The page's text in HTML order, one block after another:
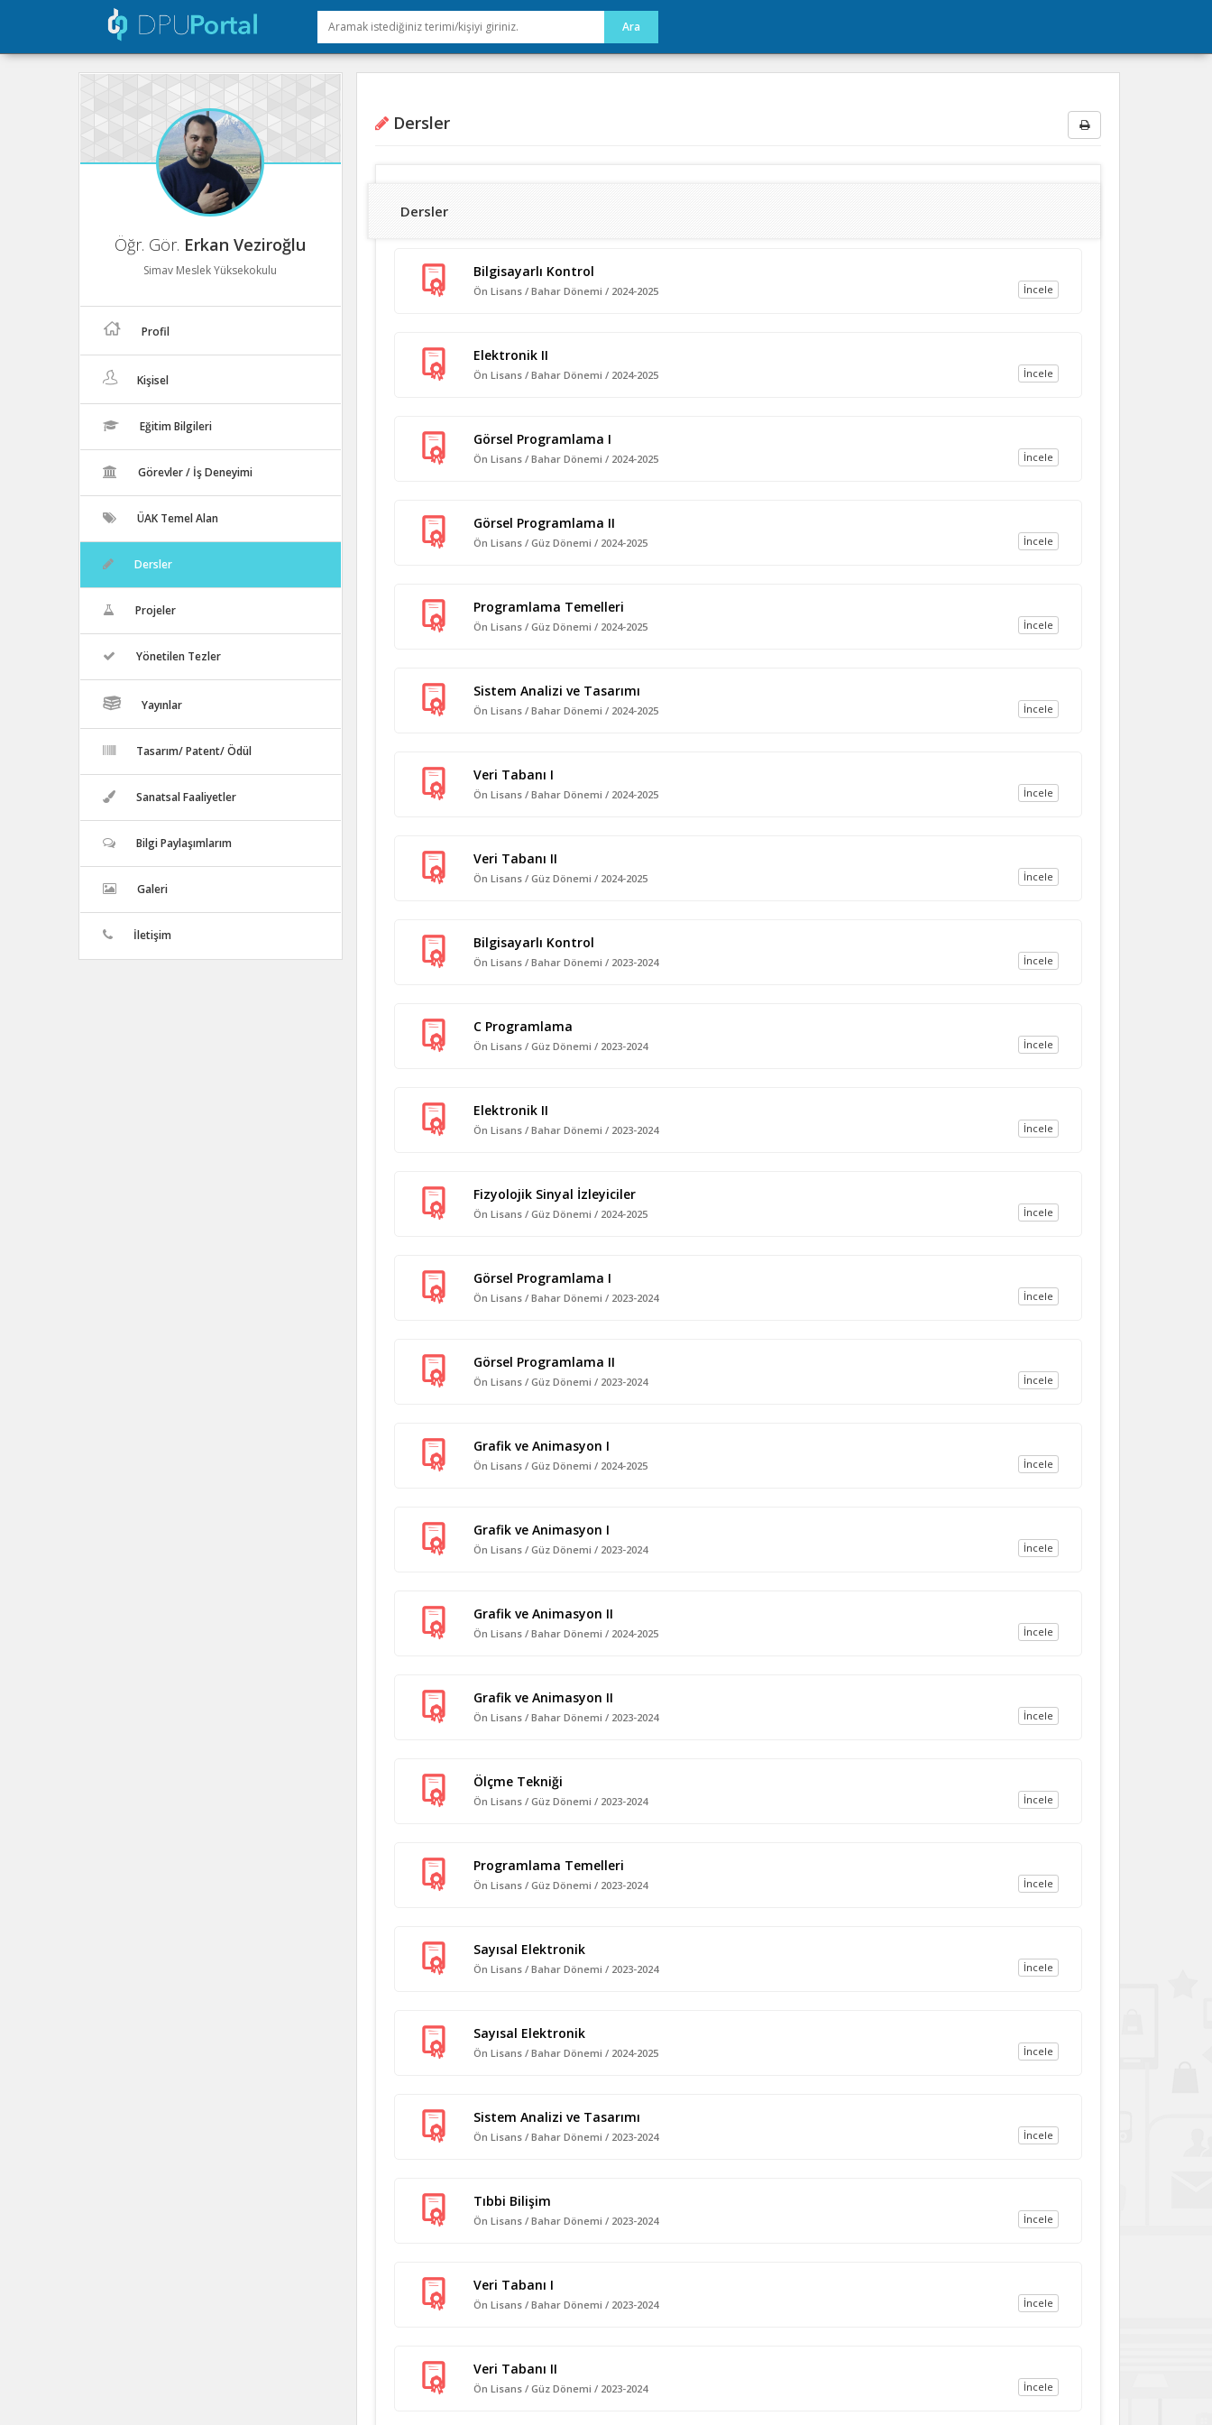
Öğr. Gör. Erkan Veziroğlu
Simav Meslek Yüksekokulu
Profil
Kişisel
Eğitim Bilgileri
Görevler / İş Deneyimi
ÜAK Temel Alan
Dersler
Projeler
Yönetilen Tezler
Yayınlar
Tasarım/ Patent/ Ödül
Sanatsal Faaliyetler
Bilgi Paylaşımlarım
Galeri
İletişim
Dersler
Dersler
Bilgisayarlı Kontrol
İncele
Ön Lisans / Bahar Dönemi / 2024-2025
Elektronik II
İncele
Ön Lisans / Bahar Dönemi / 2024-2025
Görsel Programlama I
İncele
Ön Lisans / Bahar Dönemi / 2024-2025
Görsel Programlama II
İncele
Ön Lisans / Güz Dönemi / 2024-2025
Programlama Temelleri
İncele
Ön Lisans / Güz Dönemi / 2024-2025
Sistem Analizi ve Tasarımı
İncele
Ön Lisans / Bahar Dönemi / 2024-2025
Veri Tabanı I
İncele
Ön Lisans / Bahar Dönemi / 2024-2025
Veri Tabanı II
İncele
Ön Lisans / Güz Dönemi / 2024-2025
Bilgisayarlı Kontrol
İncele
Ön Lisans / Bahar Dönemi / 2023-2024
C Programlama
İncele
Ön Lisans / Güz Dönemi / 2023-2024
Elektronik II
İncele
Ön Lisans / Bahar Dönemi / 2023-2024
Fizyolojik Sinyal İzleyiciler
İncele
Ön Lisans / Güz Dönemi / 2024-2025
Görsel Programlama I
İncele
Ön Lisans / Bahar Dönemi / 2023-2024
Görsel Programlama II
İncele
Ön Lisans / Güz Dönemi / 2023-2024
Grafik ve Animasyon I
İncele
Ön Lisans / Güz Dönemi / 2024-2025
Grafik ve Animasyon I
İncele
Ön Lisans / Güz Dönemi / 2023-2024
Grafik ve Animasyon II
İncele
Ön Lisans / Bahar Dönemi / 2024-2025
Grafik ve Animasyon II
İncele
Ön Lisans / Bahar Dönemi / 2023-2024
Ölçme Tekniği
İncele
Ön Lisans / Güz Dönemi / 2023-2024
Programlama Temelleri
İncele
Ön Lisans / Güz Dönemi / 2023-2024
Sayısal Elektronik
İncele
Ön Lisans / Bahar Dönemi / 2023-2024
Sayısal Elektronik
İncele
Ön Lisans / Bahar Dönemi / 2024-2025
Sistem Analizi ve Tasarımı
İncele
Ön Lisans / Bahar Dönemi / 2023-2024
Tıbbi Bilişim
İncele
Ön Lisans / Bahar Dönemi / 2023-2024
Veri Tabanı I
İncele
Ön Lisans / Bahar Dönemi / 2023-2024
Veri Tabanı II
İncele
Ön Lisans / Güz Dönemi / 2023-2024